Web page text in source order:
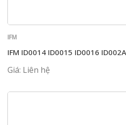
IFM
IFM ID0014 ID0015 ID0016
Giá: Liên hệ